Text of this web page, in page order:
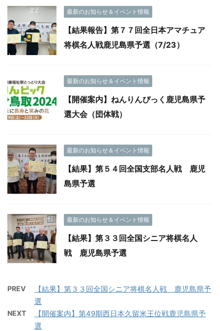
最新のお知らせ＆イベント情報
【結果報告】第７７回全日本アマチュア
将棋名人戦鹿児島県予選（7/23）
最新のお知らせ＆イベント情報
【開催案内】ねんりんぴっく鹿児島県予
選大会（団体戦）
最新のお知らせ＆イベント情報
【結果】第５４回全国支部名人戦 鹿児
島県予選
最新のお知らせ＆イベント情報
【結果】第３３回全国シニア将棋名人
戦 鹿児島県予選
PREV
【結果】第３３回全国シニア将棋名人戦 鹿児島県予
選
NEXT
【開催案内】第49期西日本久留米王位戦鹿児島県予
選